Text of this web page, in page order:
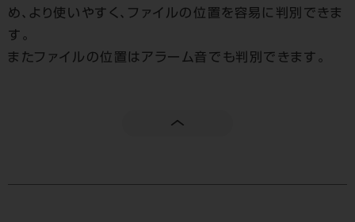
め、より使いやすく、ファイルの位置を容易に判別できま
す。
またファイルの位置はアラーム音でも判別できます。